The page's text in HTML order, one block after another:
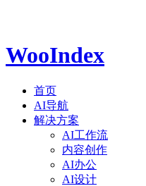
WooIndex
首页
AI导航
解决方案
AI工作流
内容创作
AI办公
AI设计